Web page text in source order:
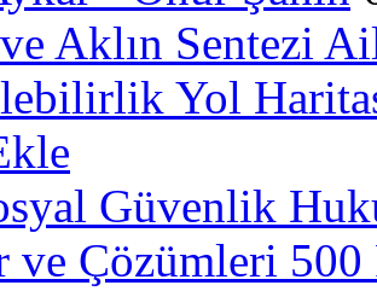
Aklın Sentezi
Yol
Güvenlik
ve Çözümleri 500